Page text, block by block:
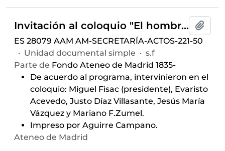
Invitación al coloquio "El hombre en la gran ciudad", celebrado el 30 de marzo de 1966 en el Salón de Actos del Ateneo de Madrid
ES 28079 AAM AM-SECRETARÍA-ACTOS-221-50
· Unidad documental simple · s.f
Parte de Fondo Ateneo de Madrid 1835-
De acuerdo al programa, intervinieron en el
coloquio: Miguel Fisac (presidente), Evaristo
Acevedo, Justo Díaz Villasante, Jesús María
Vázquez y Mariano F.Zumel.
Impreso por Aguirre Campano.
Ateneo de Madrid